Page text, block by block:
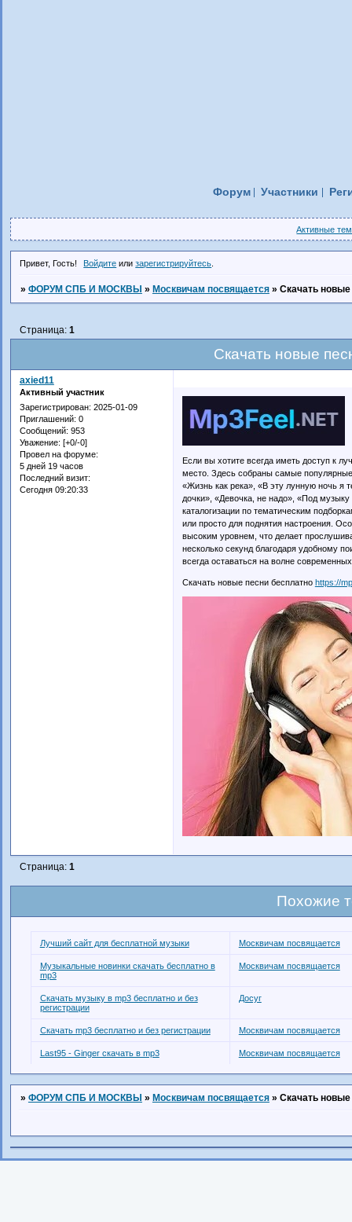
Форум Участники
Активные
Привет, Гость! Войдите илизарегистрируйтесь
» ФОРУМ СПБ И МОСКВЫ » Москвичам посвящается » Скачать
Скачать новые
Страница: 1
axied11
Активный участник
Зарегистрирован: 2025-01-09
Приглашений: 0
Сообщений: 953
Уважение: [+0/-0]
Провел на форуме:
5 дней 19 часов
Последний визит:
Сегодня 09:20:33
Если вы хотите всегда иметь доступ к
место. Здесь собраны самые
«Жизнь как река», «В эту лунную ночь я
дочки», «Девочка, не надо», «Под
каталогизации по тематическим
или просто для поднятия настроения.
высоким уровнем, что делает
несколько секунд благодаря удобному
всегда оставаться на волне
Скачать новые песни бесплатно https://
Страница: 1
Похожие
Лучший сайт для бесплатной музыки Москвичам посвящается
Музыкальные новинки скачать бесплатно в
mp3
Москвичам посвящается
Скачать музыку в mp3 бесплатно и без
регистрации
Досуг
Скачать mp3 бесплатно и без регистрации Москвичам посвящается
Last95 - Ginger скачать в mp3 Москвичам посвящается
» ФОРУМ СПБ И МОСКВЫ » Москвичам посвящается » Скачать